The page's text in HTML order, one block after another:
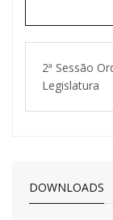
2ª Sessão
Legislatura
DOWNLOADS